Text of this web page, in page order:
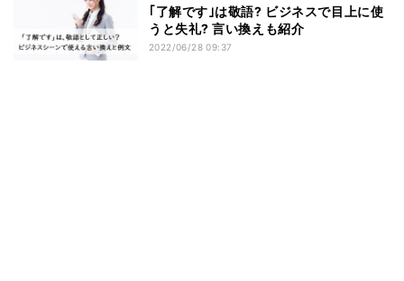
｢了解です｣は敬語? ビジネスで目上に使
うと失礼? 言い換えも紹介
2022/06/28 09:37